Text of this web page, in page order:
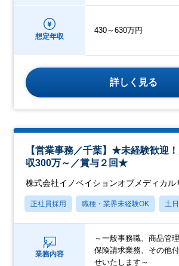
想定年収
430～630万円
詳しく見る
【営業事務／千葉】★未経験歓迎
収300万～／賞与２回★
株式会社イノベイションオブメディカル
正社員採用 職種・業界未経験OK 土
業務内容
～一般事務職、商品管
保険請求業務、その他
せいたします～